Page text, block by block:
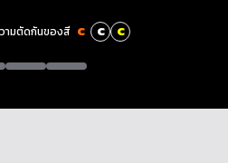
ามตัดกันของสี c c c